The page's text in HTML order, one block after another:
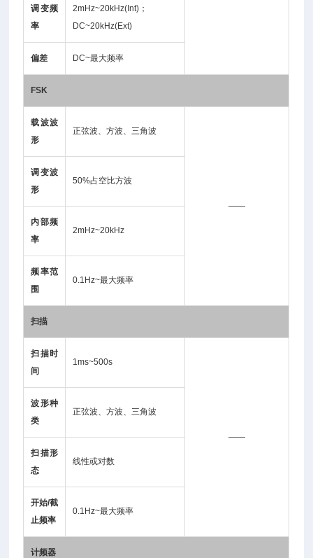
调变频
率
2mHz~20kHz(Int)；
DC~20kHz(Ext)
偏差 DC~最大频率
FSK
载波波
形
正弦波、方波、三角波
——
调变波
形
50%占空比方波
内部频
率
2mHz~20kHz
频率范
围
0.1Hz~最大频率
扫描
扫描时
间
1ms~500s
——
波形种
类
正弦波、方波、三角波
扫描形
态
线性或对数
开始/截
止频率
0.1Hz~最大频率
计频器